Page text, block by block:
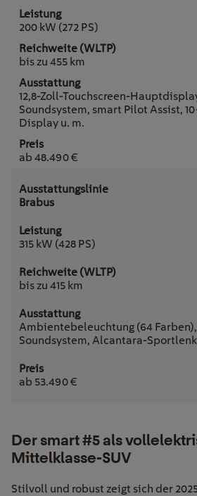
200 kW (272 PS)
bis zu 455 km
12,8-Zoll-Touchscreen-
Soundsystem, smart Pilot Assist,
Display u. m.
ab 48.490 €
Brabus
315 kW (428 PS)
bis zu 415 km
Ambientebeleuchtung (64
Soundsystem, Alcantara-
ab 53.490 €
Der smart #5 als
Mittelklasse-SUV
Stilvoll und robust zeigt sich der